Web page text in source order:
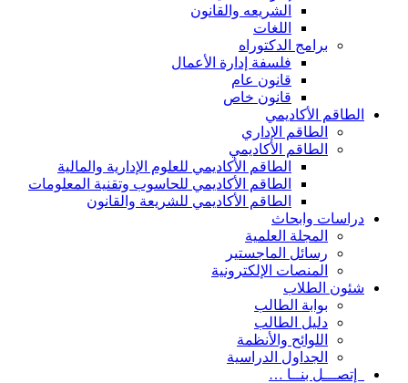
الشريعه والقانون
اللغات
برامج الدكتوراه
فلسفة إدارة الأعمال
قانون عام
قانون خاص
الطاقم الأكاديمي
الطاقم الإداري
الطاقم الأكاديمي
الطاقم الأكاديمي للعلوم الإدارية والمالية
الطاقم الأكاديمي للحاسوب وتقنية المعلومات
الطاقم الأكاديمي للشريعة والقانون
دراسات وابحاث
المجلة العلمية
رسائل الماجستير
المنصات الإلكترونية
شئون الطلاب
بوابة الطالب
دليل الطالب
اللوائح والأنظمة
الجداول الدراسية
إتصـــل بنــا …